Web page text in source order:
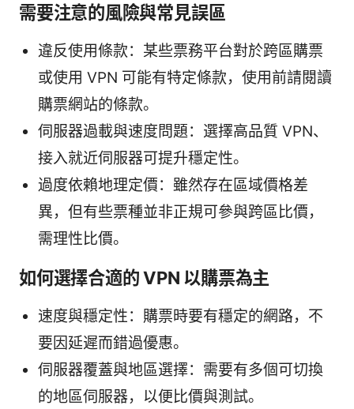
需要注意的風險與常見誤區
違反使用條款：某些票務平台對於跨區購票
或使用 VPN 可能有特定條款，使用前請閱讀
購票網站的條款。
伺服器過載與速度問題：選擇高品質 VPN、
接入就近伺服器可提升穩定性。
過度依賴地理定價：雖然存在區域價格差
異，但有些票種並非正規可參與跨區比價，
需理性比價。
如何選擇合適的 VPN 以購票為主
速度與穩定性：購票時要有穩定的網路，不
要因延遲而錯過優惠。
伺服器覆蓋與地區選擇：需要有多個可切換
的地區伺服器，以便比價與測試。